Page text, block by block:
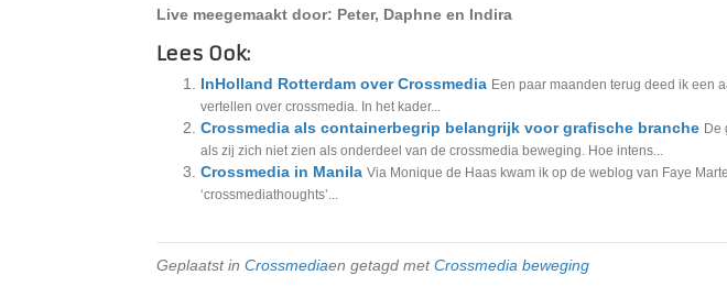
Live meegemaakt door: Peter, Daphne en Indira
Lees Ook:
InHolland Rotterdam over Crossmedia Een paar maanden terug deed ik een
vertellen over crossmedia. In het kader...
Crossmedia als containerbegrip belangrijk voor grafische branche De
als zij zich niet zien als onderdeel van de crossmedia beweging. Hoe intens...
Crossmedia in Manila Via Monique de Haas kwam ik op de weblog van Faye
‘crossmediathoughts’...
Geplaatst in Crossmediaen getagd metCrossmedia beweging